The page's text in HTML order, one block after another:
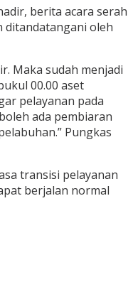
berita acara serah
ditandatangani oleh
Maka sudah menjadi
00.00 aset
pelayanan pada
ada pembiaran
Pungkas
transisi pelayanan
berjalan normal